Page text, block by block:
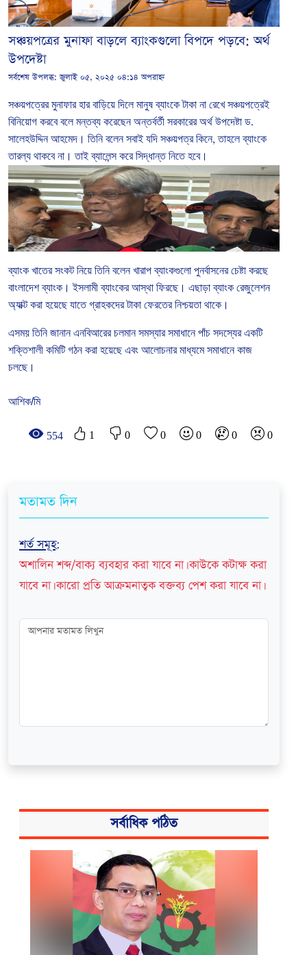
সঞ্চয়পত্রের মুনাফা বাড়লে ব্যাংকগুলো বিপদে পড়বে: অর্থ
উপদেষ্টা
সর্বশেষ উপলব্ধ:জুলাই ০৫, ২০২৫ ০৪:১৪ অপরাহ্ন
সঞ্চয়পত্রের মুনাফার হার বাড়িয়ে দিলে মানুষ ব্যাংকে টাকা না রেখে সঞ্চয়পত্রেই
বিনিয়োগ করবে বলে মন্তব্য করেছেন অন্তর্বর্তী সরকারের অর্থ উপদেষ্টা ড.
সালেহউদ্দিন আহমেদ। তিনি বলেন সবাই যদি সঞ্চয়পত্র কিনে,তাহলে ব্যাংকে
তারল্য থাকবে না। তাই ব্যালেন্স করে সিদ্ধান্ত নিতে হবে।
ব্যাংক খাতের সংকট নিয়ে তিনি বলেন খারাপ ব্যাংকগুলো পুনর্বাসনের চেষ্টা করছে
বাংলাদেশ ব্যাংক। ইসলামী ব্যাংকের আস্থা ফিরছে। এছাড়া ব্যাংক রেজুলেশন
অ্যাক্ট করা হয়েছে যাতে গ্রাহকদের টাকা ফেরতের নিশ্চয়তা থাকে।
এসময় তিনি জানান এনবিআরের চলমান সমস্যার সমাধানে পাঁচ সদস্যের একটি
শক্তিশালী কমিটি গঠন করা হয়েছে এবং আলোচনার মাধ্যমে সমাধানে কাজ
চলছে।
আশিক/মি
554 1 0 0 0 0 0
মতামত দিন
শর্ত সমূহ:
অশালিন শব্দ/বাক্য ব্যবহার করা যাবে না। কাউকে কটাক্ষ করা
যাবে না। কারো প্রতি আক্রমনাত্বক বক্তব্য পেশ করা যাবে না।
সর্বাধিক পঠিত